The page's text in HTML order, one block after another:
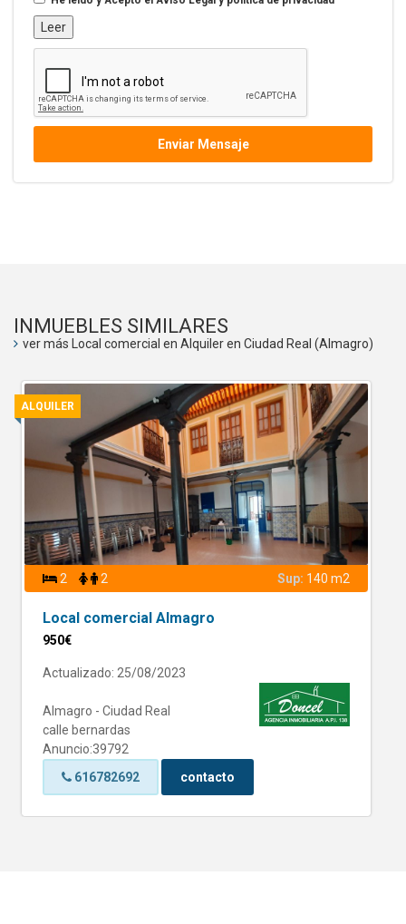
Leer
Enviar Mensaje
INMUEBLES SIMILARES
ver más Local comercial en Alquiler en Ciudad Real (Almagro)
ALQUILER
2 2 Sup: 140 m2
Local comercial Almagro
950€
Actualizado: 25/08/2023
Almagro - Ciudad Real
calle bernardas
Anuncio:39792
616782692
contacto